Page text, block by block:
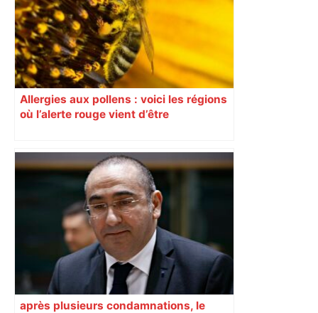
Allergies aux pollens : voici les régions
où l’alerte rouge vient d’être
après plusieurs condamnations, le